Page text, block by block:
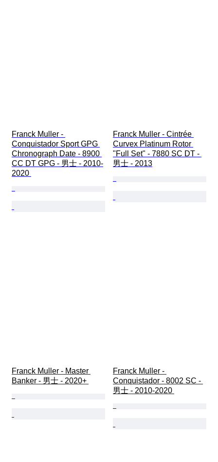
Franck Muller -
Conquistador Sport GPG
Chronograph Date - 8900
CC DT GPG - 男士 - 2010-
2020
Franck Muller - Cintrée
Curvex Platinum Rotor
"Full Set" - 7880 SC DT -
男士 - 2013
Franck Muller - Master
Banker - 男士 - 2020+
Franck Muller -
Conquistador - 8002 SC -
男士 - 2010-2020